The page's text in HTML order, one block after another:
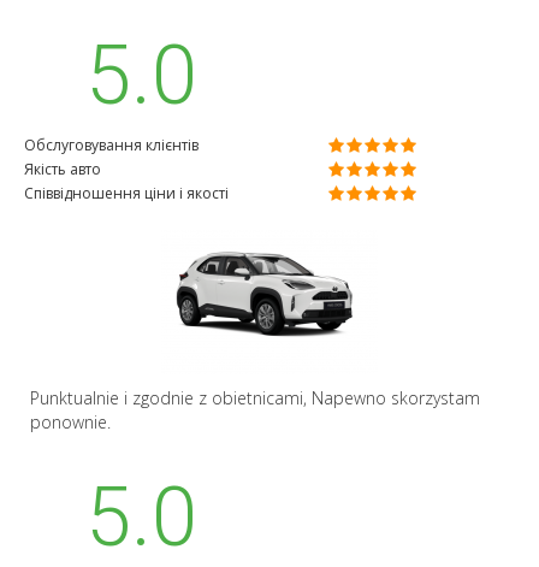
5.0
Обслуговування клієнтів
Якість авто
Співвідношення ціни і якості
Punktualnie i zgodnie z obietnicami, Napewno skorzystam
ponownie.
5.0